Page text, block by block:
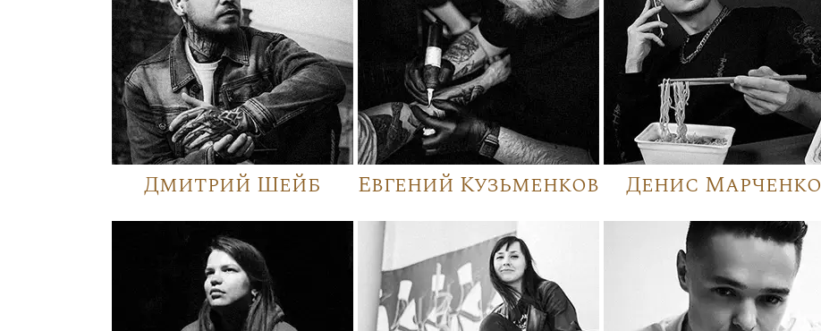
Дмитрий Шейб Евгений Кузьменков Денис Марченко